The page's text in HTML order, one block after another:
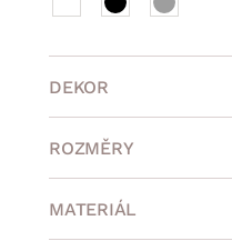
DEKOR
ROZMĚRY
MATERIÁL